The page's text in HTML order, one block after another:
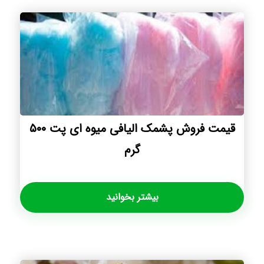
قیمت فروش پشمک الیافی میوه ای پت ۵۰۰
گرم
بیشتر بخوانید